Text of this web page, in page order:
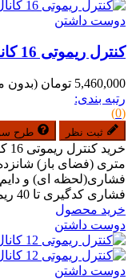
دوست داشتن
کنترل ریموتی 16 کانال LRF075
5,460,000 تومان
(بدون
رتبه بندی:
(0)
ثبت نظر طرح
متری (فضای باز)
فشاری(لحظه ای) و
فشاری کدگیری تا 40 ریموت کد فیکس...
خرید محصول
دوست داشتن
دوست داشتن